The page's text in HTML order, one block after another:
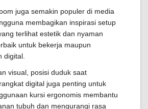
juga semakin populer di media
membagikan inspirasi setup
terlihat estetik dan nyaman
untuk bekerja maupun
digital.
visual, posisi duduk saat
digital juga penting untuk
kursi ergonomis membantu
tubuh dan mengurangi rasa